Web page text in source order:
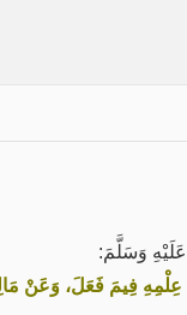
وَسَلَّمَ:
فِيمَ فَعَلَ، وَعَنْ